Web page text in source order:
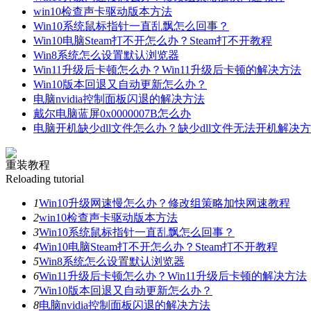
win10检查声卡驱动版本方法
Win10系统鼠标指针一直乱飘怎么回事？
Win10电脑Steam打不开怎么办？Steam打不开教程
Win8系统怎么设置默认浏览器
Win11升级后卡顿怎么办？Win11升级后卡顿的解决方法
Win10版本回退又自动更新怎么办？
电脑nvidia控制面板闪退的解决方法
戴尔电脑蓝屏0x0000007B怎么办
电脑开机缺少dll文件怎么办？缺少dll文件无法开机解决
重装教程
Reloading tutorial
1Win10升级网速慢怎么办？修改组策略加快网速教程
2win10检查声卡驱动版本方法
3Win10系统鼠标指针一直乱飘怎么回事？
4Win10电脑Steam打不开怎么办？Steam打不开教程
5Win8系统怎么设置默认浏览器
6Win11升级后卡顿怎么办？Win11升级后卡顿的解决方法
7Win10版本回退又自动更新怎么办？
8电脑nvidia控制面板闪退的解决方法